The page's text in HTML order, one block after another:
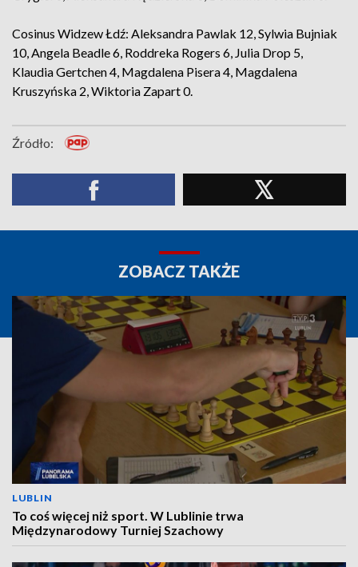
Cosinus Widzew Łdź: Aleksandra Pawlak 12, Sylwia Bujniak
10, Angela Beadle 6, Roddreka Rogers 6, Julia Drop 5,
Klaudia Gertchen 4, Magdalena Pisera 4, Magdalena
Kruszyńska 2, Wiktoria Zapart 0.
Źródło:
ZOBACZ TAKŻE
LUBLIN
To coś więcej niż sport. W Lublinie trwa
Międzynarodowy Turniej Szachowy